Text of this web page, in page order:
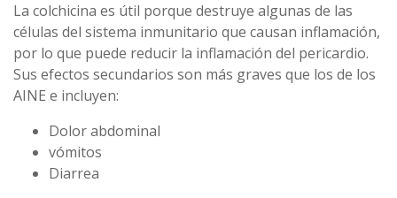
La colchicina es útil porque destruye algunas de las
células del sistema inmunitario que causan inflamación,
por lo que puede reducir la inflamación del pericardio.
Sus efectos secundarios son más graves que los de los
AINE e incluyen:
Dolor abdominal
vómitos
Diarrea